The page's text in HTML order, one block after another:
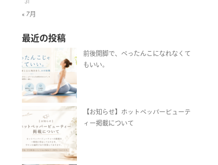
« 7月
最近の投稿
前後開脚で、ぺったんこになれなくて
もいい。
【お知らせ】ホットペッパービューテ
ィー掲載について